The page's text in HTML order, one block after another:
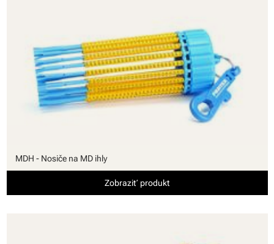
MDH - Nosiče na MD ihly
Zobraziť produkt